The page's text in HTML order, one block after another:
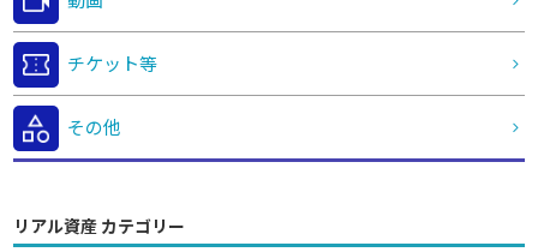
チケット等
その他
リアル資産 カテゴリー